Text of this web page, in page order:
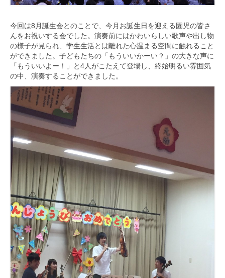
今回は8月誕生会とのことで、 今月お誕生日を迎える園児の皆さ
んをお祝いする会でした。 演奏前にはかわいらしい歌声や出し物
の様子が見られ、 学生生活とは離れた心温まる空間に触れること
ができました。 子どもたちの「もういいかーい？」の大きな声に
「もういいよー！
」と4人がこたえて登場し、終始明るい雰囲気
の中、 演奏することができました。